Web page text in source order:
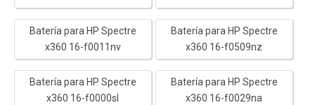
Batería para HP Spectre
x360 16-f0011nv
Batería para HP Spectre
x360 16-f0509nz
Batería para HP Spectre
x360 16-f0000sl
Batería para HP Spectre
x360 16-f0029na